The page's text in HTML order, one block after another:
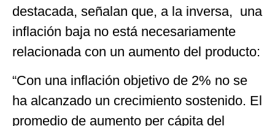
destacada, señalan que, a la inversa, una
inflación baja no está necesariamente
relacionada con un aumento del producto:
“Con una inflación objetivo de 2% no se
ha alcanzado un crecimiento sostenido. El
promedio de aumento per cápita del